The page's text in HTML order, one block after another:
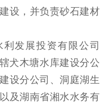
设，并负责砂石建材
发展投资有限公司
犬木塘水库建设分公
设分公司、洞庭湖生
及湖南省湘水水务有